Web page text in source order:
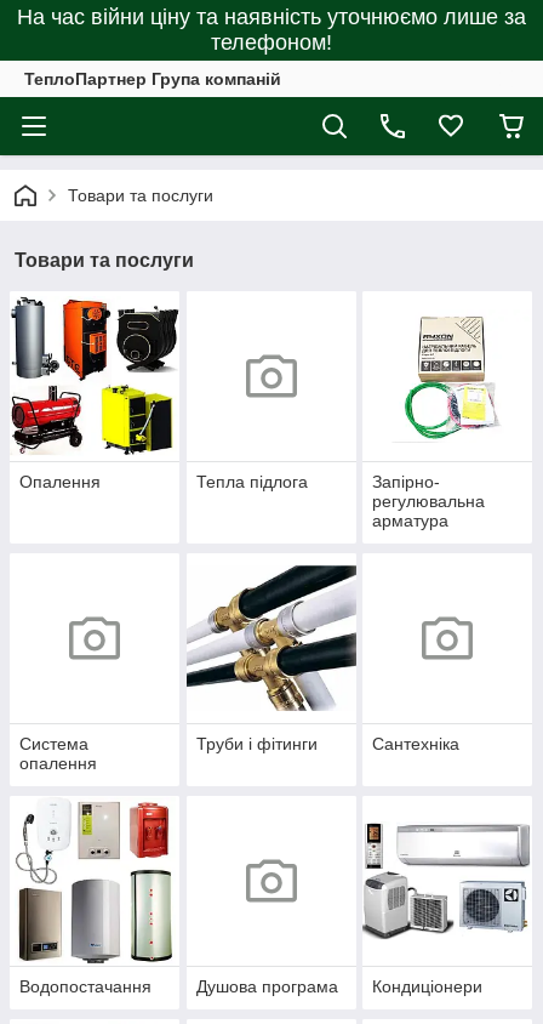
На час війни ціну та наявність уточнюємо лише за
телефоном!
ТеплоПартнер Група компаній
Товари та послуги
Товари та послуги
Опалення Тепла підлога
Запірно-
регулювальна
арматура
Система
опалення
Труби і фітинги Сантехніка
Водопостачання Душова програма Кондиціонери